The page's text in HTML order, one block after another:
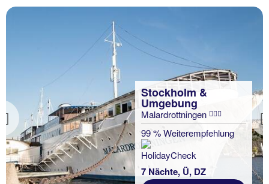
Previous
Stockholm &
Umgebung
Malardrottningen
99 % Weiterempfehlung
7 Nächte, Ü, DZ